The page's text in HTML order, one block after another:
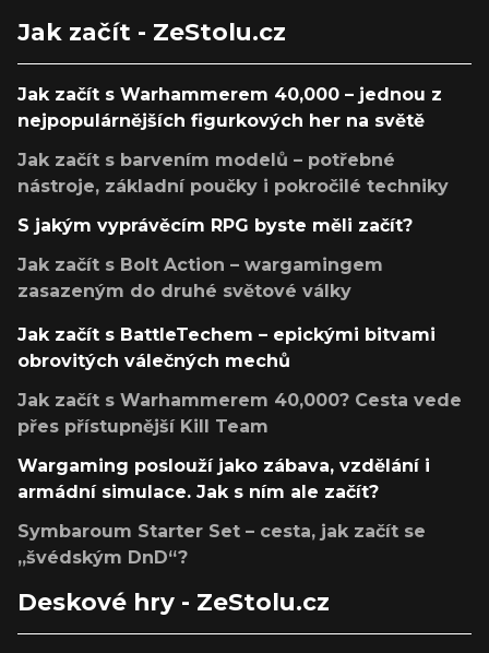
Jak začít - ZeStolu.cz
Jak začít s Warhammerem 40,000 – jednou z
nejpopulárnějších figurkových her na světě
Jak začít s barvením modelů – potřebné
nástroje, základní poučky i pokročilé techniky
S jakým vyprávěcím RPG byste měli začít?
Jak začít s Bolt Action – wargamingem
zasazeným do druhé světové války
Jak začít s BattleTechem – epickými bitvami
obrovitých válečných mechů
Jak začít s Warhammerem 40,000? Cesta vede
přes přístupnější Kill Team
Wargaming poslouží jako zábava, vzdělání i
armádní simulace. Jak s ním ale začít?
Symbaroum Starter Set – cesta, jak začít se
„švédským DnD“?
Deskové hry - ZeStolu.cz